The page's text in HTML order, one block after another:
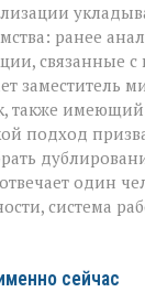
ранее
связанные с
заместитель
также
подход
один
система
сейчас